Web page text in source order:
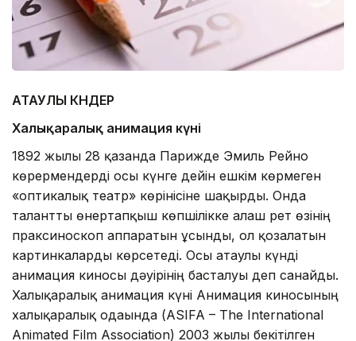
АТАУЛЫ КҮНДЕР
Халықаралық анимация күні
1892 жылғы 28 қазанда Парижде Эмиль Рейно
көрермендерді осы күнге дейін ешкім көрмеген
«оптикалық театр» көрінісіне шақырды. Онда
талантты өнертапқыш көпшілікке алғаш рет өзінің
праксиноскоп аппаратын ұсынды, ол қозғалатын
картинкаларды көрсетеді. Осы атаулы күнді
анимация киносы дәуірінің басталуы деп санайды.
Халықаралық анимация күні Анимация киносының
халықаралық одағында (ASIFA – The International
Animated Film Association) 2003 жылы бекітілген